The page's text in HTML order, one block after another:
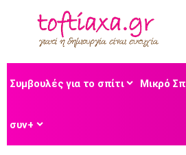
Συμβουλές για το σπίτι Μικρό
συν+